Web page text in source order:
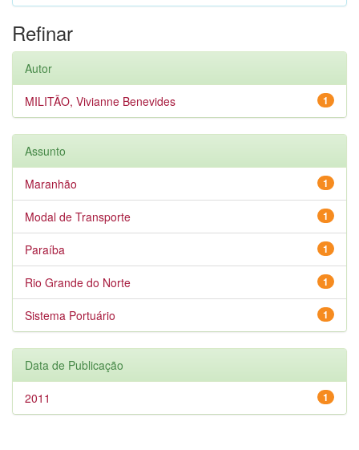
Refinar
Autor
1
MILITÃO, Vivianne Benevides
Assunto
1
Maranhão
1
Modal de Transporte
1
Paraíba
1
Rio Grande do Norte
1
Sistema Portuário
Data de Publicação
1
2011